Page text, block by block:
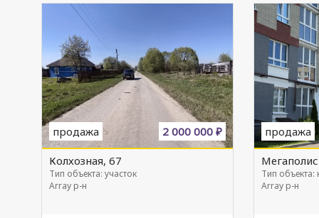
продажа 2 000 000 ₽
Колхозная, 67
Тип объекта: участок
Array р-н
продажа
Тип объекта:
Array р-н